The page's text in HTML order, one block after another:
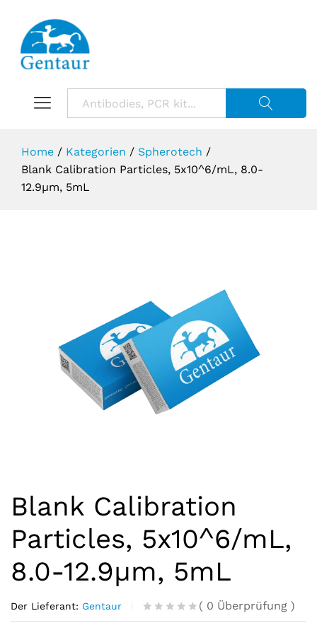
Home / Kategorien / Spherotech /
Blank Calibration Particles, 5x10^6/mL, 8.0-
12.9µm, 5mL
Blank Calibration
Particles, 5x10^6/mL,
8.0-12.9µm, 5mL
Der Lieferant: Gentaur
R
0
( 0 Überprüfung )